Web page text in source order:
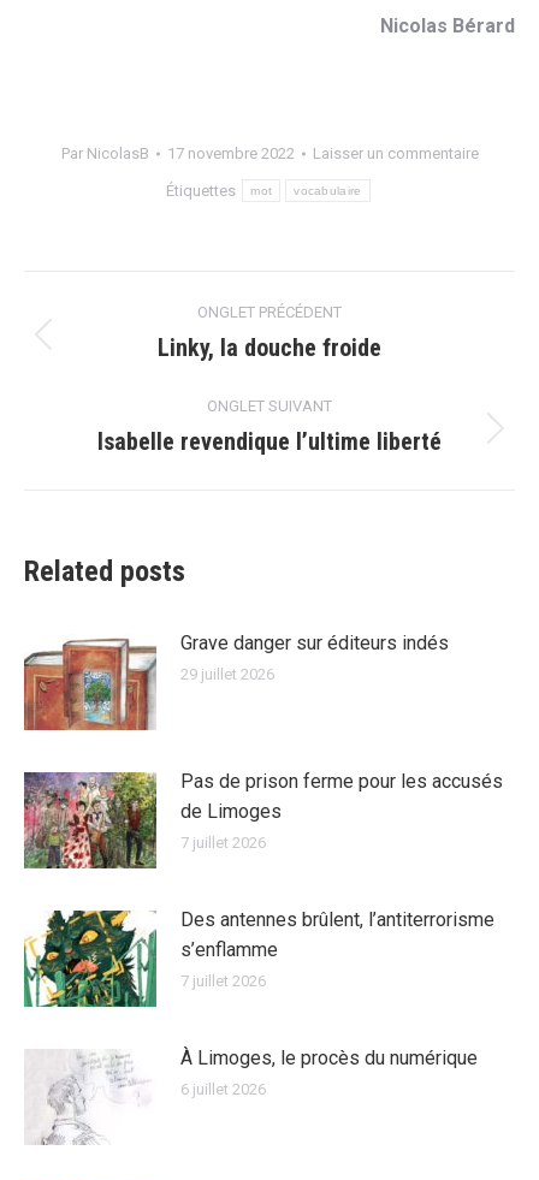
Nicolas Bérard
Par NicolasB 17 novembre 2022 Laisser un commentaire
Étiquettes mot vocabulaire
Navigation
de
commentaire
ONGLET PRÉCÉDENT
Onglet
Linky, la douche froide
ONGLET SUIVANT
Onglet
Isabelle revendique l’ultime liberté
Related posts
Grave danger sur éditeurs indés
29 juillet 2026
Pas de prison ferme pour les accusés
de Limoges
7 juillet 2026
Des antennes brûlent, l’antiterrorisme
s’enflamme
7 juillet 2026
À Limoges, le procès du numérique
6 juillet 2026